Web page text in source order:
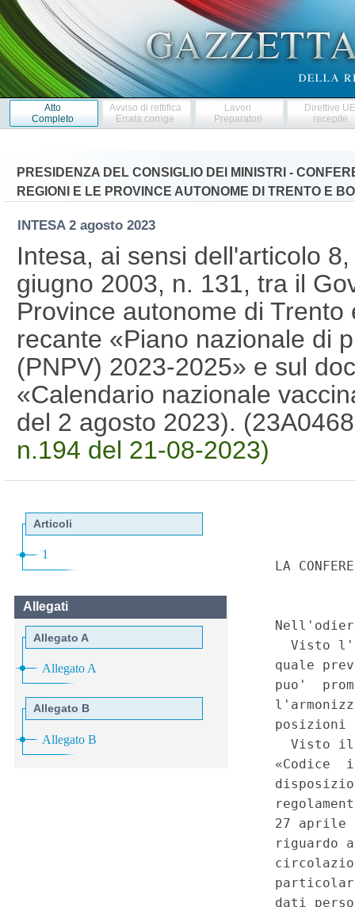
Atto
Completo
Avviso di rettifica
Errata corrige
Lavori
Preparatori
Direttive
recepite
PRESIDENZA DEL CONSIGLIO DEI MINISTRI -
REGIONI E LE PROVINCE AUTONOME DI TRENTO E
INTESA 2 agosto 2023
Intesa, ai sensi dell'articolo
giugno 2003, n. 131, tra il
Province autonome di
recante «Piano nazionale di
(PNPV) 2023-2025» e sul
«Calendario nazionale
del 2 agosto 2023).
n.194 del 21-08-2023)